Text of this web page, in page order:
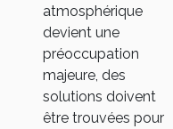
atmosphérique
devient une
préoccupation
majeure, des
solutions doivent
être trouvées pour